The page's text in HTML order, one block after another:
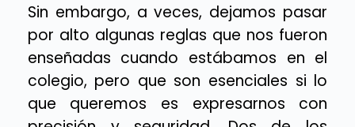
Sin embargo, a veces, dejamos pasar
por alto algunas reglas que nos fueron
enseñadas cuando estábamos en el
colegio, pero que son esenciales si lo
que queremos es expresarnos con